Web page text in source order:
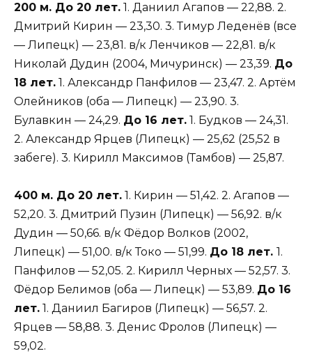
200 м. До 20 лет. 1. Даниил Агапов — 22,88. 2.
Дмитрий Кирин — 23,30. 3. Тимур Леденёв (все
— Липецк) — 23,81. в/к Ленчиков — 22,81. в/к
Николай Дудин (2004, Мичуринск) — 23,39. До
18 лет. 1. Александр Панфилов — 23,47. 2. Артём
Олейников (оба — Липецк) — 23,90. 3.
Булавкин — 24,29. До 16 лет. 1. Будков — 24,31.
2. Александр Ярцев (Липецк) — 25,62 (25,52 в
забеге). 3. Кирилл Максимов (Тамбов) — 25,87.
400 м. До 20 лет. 1. Кирин — 51,42. 2. Агапов —
52,20. 3. Дмитрий Пузин (Липецк) — 56,92. в/к
Дудин — 50,66. в/к Фёдор Волков (2002,
Липецк) — 51,00. в/к Токо — 51,99. До 18 лет. 1.
Панфилов — 52,05. 2. Кирилл Черных — 52,57. 3.
Фёдор Белимов (оба — Липецк) — 53,89. До 16
лет. 1. Даниил Багиров (Липецк) — 56,57. 2.
Ярцев — 58,88. 3. Денис Фролов (Липецк) —
59,02.